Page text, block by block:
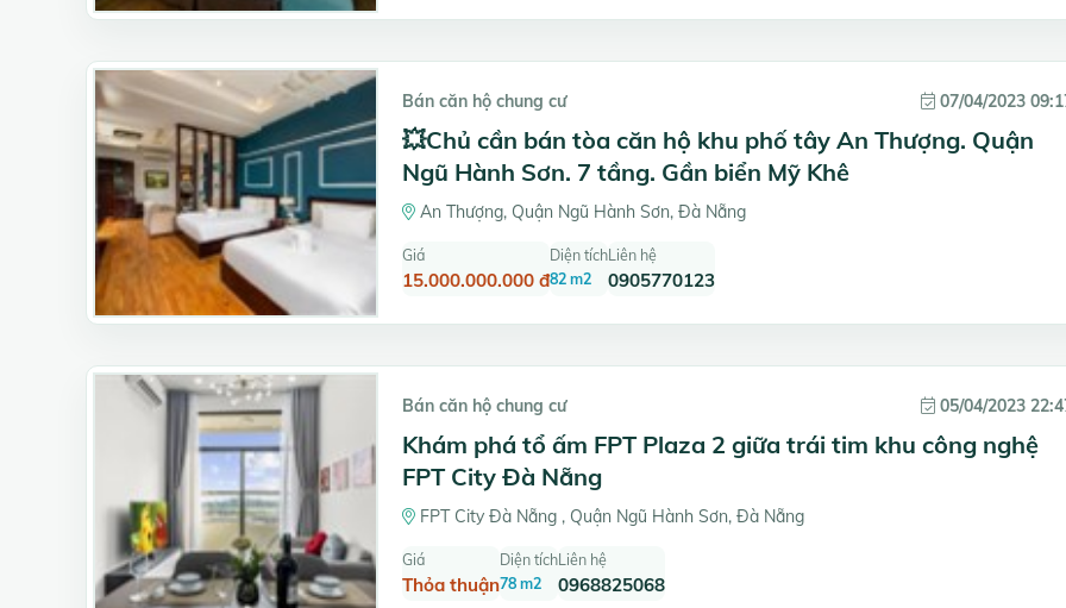
Bán căn hộ chung cư 07/04/2023
💥Chủ cần bán tòa căn hộ khu phố tây An Thượng. Quận
Ngũ Hành Sơn. 7 tầng. Gần biển Mỹ Khê
An Thượng, Quận Ngũ Hành Sơn, Đà Nẵng
Giá
15.000.000.000 đ
Diện tích
82 m2
Liên hệ
0905770123
Bán căn hộ chung cư 05/04/2023
Khám phá tổ ấm FPT Plaza 2 giữa trái tim khu công nghệ
FPT City Đà Nẵng
FPT City Đà Nẵng , Quận Ngũ Hành Sơn, Đà Nẵng
Giá
Thỏa thuận
Diện tích
78 m2
Liên hệ
0968825068